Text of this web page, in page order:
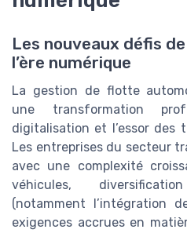
Les nouveaux défis
l’ère numérique
La gestion de flotte
une transformation
digitalisation et l’essor des
Les entreprises du secteur
avec une complexité
véhicules,
(notamment l’intégration
exigences accrues en